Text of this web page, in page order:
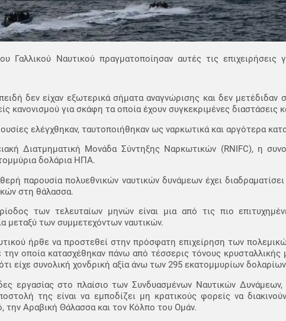
Ναυτικού πραγματοποίησαν αυτές τις επιχειρήσεις
δεν είχαν εξωτερικά σήματα αναγνώρισης και δεν
κανονισμού για σκάφη τα οποία έχουν συγκεκριμένες διαστάσεις
ελέγχθηκαν, ταυτοποιήθηκαν ως ναρκωτικά και αργότερα
Διατμηματική Μονάδα Σύντηξης Ναρκωτικών (RNIFC), η
δολάρια ΗΠΑ.
παρουσία πολυεθνικών ναυτικών δυνάμεων έχει
στη θάλασσα.
των τελευταίων μηνών είναι μια από τις πιο
μεταξύ των συμμετεχόντων ναυτικών.
ήρθε να προστεθεί στην πρόσφατη επιχείρηση των
οποία κατασχέθηκαν πάνω από τέσσερις τόνους κρυσταλλικής
είχε συνολική χονδρική αξία άνω των 295 εκατομμυρίων
εργασίας στο πλαίσιο των Συνδυασμένων Ναυτικών
της είναι να εμποδίζει μη κρατικούς φορείς να
την Αραβική Θάλασσα και τον Κόλπο του Ομάν.